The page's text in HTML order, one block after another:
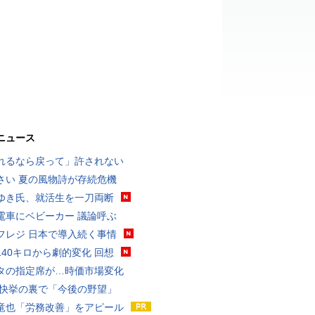
ュース
るなら戻って」許されない
い 夏の風物詩が存続危機
き氏、就活生を一刀両断
車にベビーカー 議論呼ぶ
レジ 日本で導入続く事情
キロから劇的変化 回想
の指定席が…時価市場変化
挙の裏で「今後の野望」
也「労務改善」をアピール